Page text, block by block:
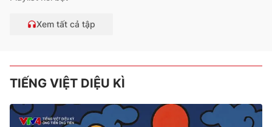
Xem tất cả tập
TIẾNG VIỆT DIỆU KÌ